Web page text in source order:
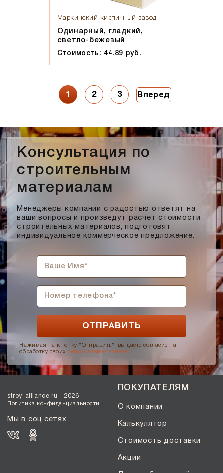
Маркинский кирпичный завод
Одинарный, гладкий,
светло-бежевый
Стоимость: 44.89 руб.
1 2 3 Вперед
Консультация по
строительным
материалам
Менеджеры компании с радостью ответят на
ваши вопросы и произведут расчет стоимости
строительных материалов, подготовят
индивидуальное коммерческое предложение.
Нажимая на кнопку "Отправить", вы даете согласие на
обработку своих персональных данных .
stroy-alliance.ru - 2026
Политика конфиденциальности
Мы в соц.сетях
ПОКУПАТЕЛЯМ
О компании
Калькулятор
Стоимость доставки
Акции